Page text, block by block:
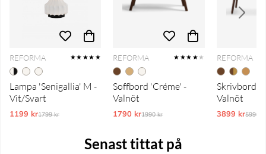
REFORMA ★★★★★
Lampa 'Senigallia' M -
Vit/Svart
1199 krOrdinarie pris:
1799 kr
REFORMA ★★★★★
Soffbord 'Créme' -
Valnöt
1790 krOrdinarie pris:
1990 kr
REFORMA
Skrivbord
Valnöt
3899 kr5990 kr
Senast tittat på